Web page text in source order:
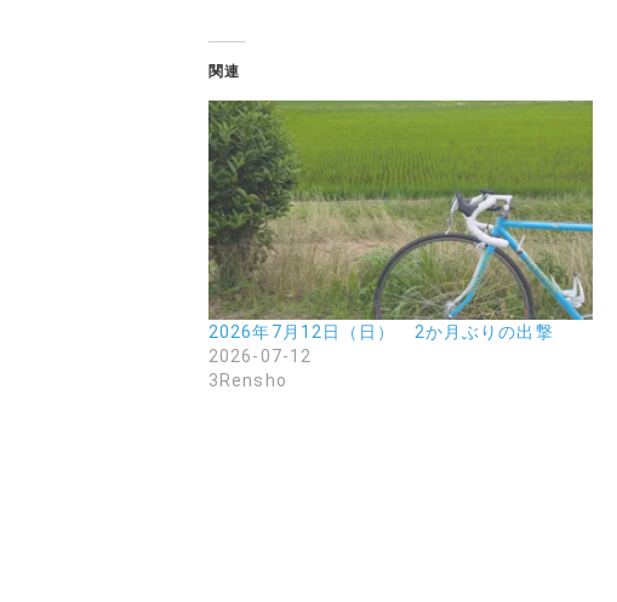
関連
2026年7月12日（日） 2か月ぶりの出撃
2026-07-12
3Rensho